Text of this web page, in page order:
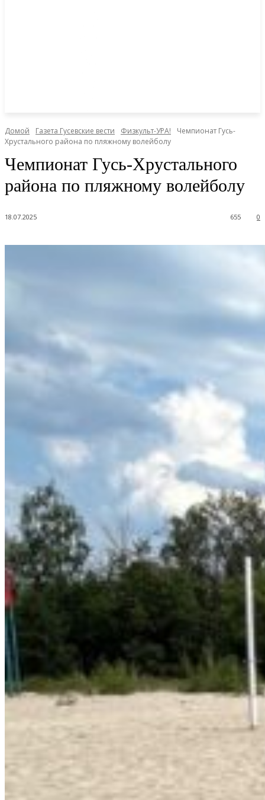
Домой Газета Гусевские вести Физкульт-УРА!
Чемпионат Гусь-
Хрустального района по пляжному волейболу
Чемпионат Гусь-Хрустального
района по пляжному волейболу
18.07.2025 0
655